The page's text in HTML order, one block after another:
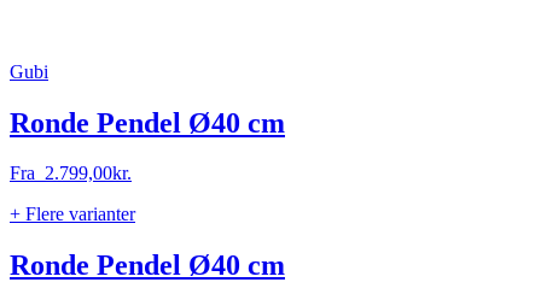
Gubi
Ronde Pendel Ø40 cm
Fra 2.799,00kr.
+ Flere varianter
Ronde Pendel Ø40 cm